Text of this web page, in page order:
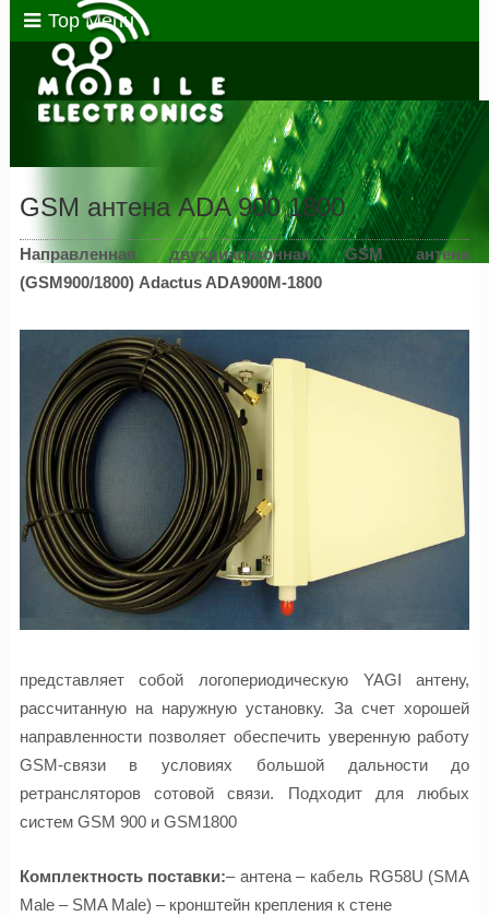
Top Menu
GSM антена ADA 900 1800
Направленная двухдиапазонная GSM антена
(GSM900/1800) Adactus ADA900M-1800
представляет собой логопериодическую YAGI антену,
рассчитанную на наружную установку. За счет хорошей
направленности позволяет обеспечить уверенную работу
GSM-связи в условиях большой дальности до
ретрансляторов сотовой связи. Подходит для любых
систем GSM 900 и GSM1800
Комплектность поставки:– антена – кабель RG58U (SMA
Male – SMA Male) – кронштейн крепления к стене